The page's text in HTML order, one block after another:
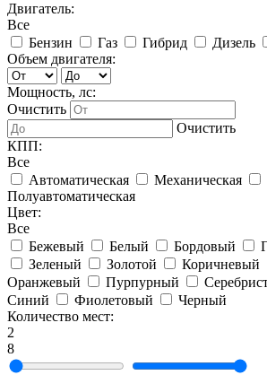
Двигатель:
Все
Бензин
Газ Гибрид Дизель
Объем двигателя:
Мощность, лс:
Очистить
Очистить
КПП:
Все
Автоматическая
Механическая
Полуавтоматическая
Цвет:
Все
Бежевый
Белый Бордовый
Зеленый
Золотой Коричневый
Оранжевый
Пурпурный
Синий
Фиолетовый
Черный
Количество мест:
2
8